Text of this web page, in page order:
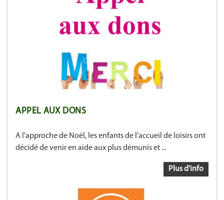
APPEL AUX DONS
A l’approche de Noël, les enfants de l’accueil de loisirs ont
décidé de venir en aide aux plus démunis et ...
Plus d'info